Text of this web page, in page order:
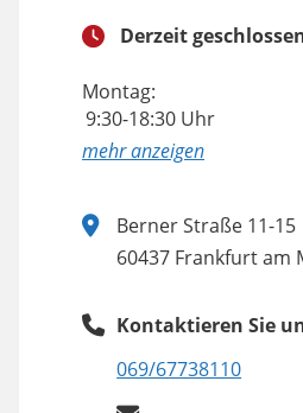
Derzeit
Montag:
9:30-18:30 Uhr
anzeigen
Berner Straße 11-15
60437 Frankfurt am
Kontaktieren Sie
069/67738110